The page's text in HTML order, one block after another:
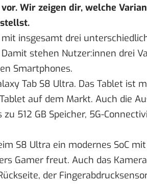
Wir zeigen dir, welche
.
insgesamt drei
stehen Nutzer:innen drei
Smartphones.
Tab S8 Ultra. Das Tablet ist
auf dem Markt. Auch die
512 GB Speicher, 5G-
S8 Ultra ein modernes SoC
Gamer freut. Auch das
der